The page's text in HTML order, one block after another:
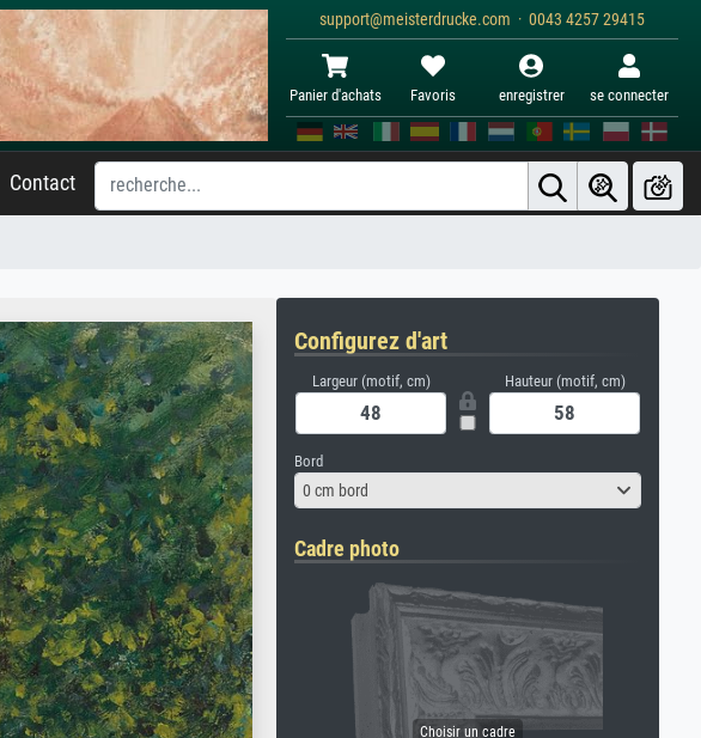
support@meisterdrucke.com · 0043 4257 29415
Panier d'achats Favoris enregistrer se connecter
Contact
Configurez d'art
Largeur (motif, cm) Hauteur (motif, cm)
Bord
0 cm bord
Cadre photo